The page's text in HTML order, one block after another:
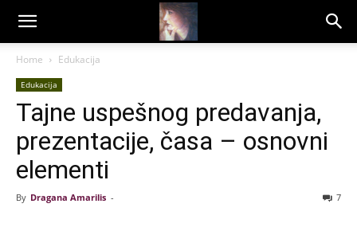
Dragana
Amarilis
Home Edukacija
Edukacija
Tajne uspešnog predavanja,
prezentacije, časa – osnovni
elementi
By Dragana Amarilis - 7